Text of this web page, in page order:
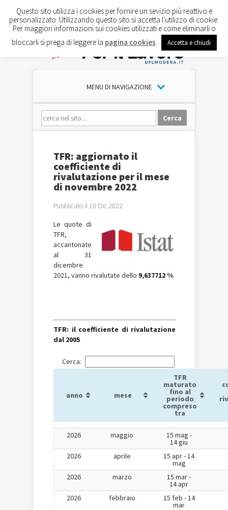
MENU DI NAVIGAZIONE
TFR: aggiornato il
coefficiente di
rivalutazione per il mese
di novembre 2022
Pubblicato il 18 Dic 2022
Le quote di
TFR,
accantonate
al 31
dicembre
2021, vanno rivalutate dello 9,637712 %.
TFR: il coefficiente di rivalutazione
dal 2005
Cerca:
anno mese
TFR
maturato
fino al
periodo
compreso
tra
2026 maggio 15 mag -
14 giu
2026 aprile 15 apr - 14
mag
2026 marzo 15 mar -
14 apr
2026 febbraio 15 feb - 14
mar
Questo sito utilizza i cookies per fornire un sevizio più reattivo e
personalizzato. Utilizzando questo sito si accetta l'utilizzo di cookie.
Per maggiori informazioni sui cookies utilizzati e come eliminarli o
bloccarli si prega di leggere la pagina cookies Accetta e chiudi